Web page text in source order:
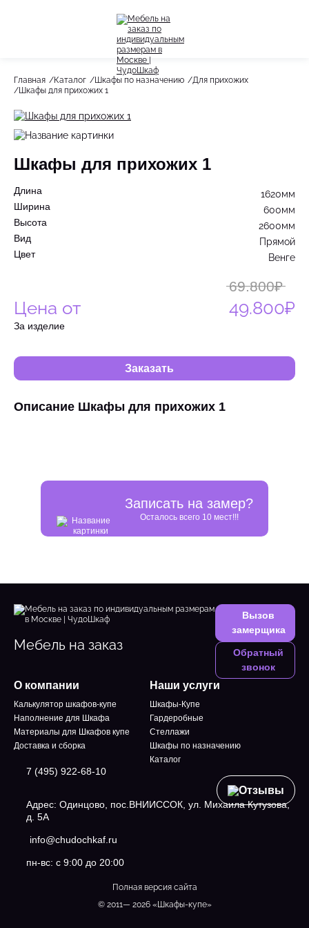
Весь раздел
Стеллажи
Гардеробные системы
Детское
Весь раздел
Главная Каталог Шкафы по назначению
Для прихожих
Шкафы для прихожих 1
Шкафы для прихожих 1
Длина
1620мм
Ширина
600мм
Высота
2600мм
Вид
Прямой
Цвет
Венге
Цена от
69.800₽
49.800₽
За изделие
Заказать
Описание Шкафы для прихожих 1
Записать на замер?
Осталось всего 10 мест!!!
Мебель на заказ
Вызов
замерщика
Обратный
звонок
О компании
Калькулятор шкафов-купе
Наполнение для Шкафа
Материалы для Шкафов купе
Доставка и сборка
Отзывы
Наши услуги
Шкафы-Купе
Гардеробные
Стеллажи
Шкафы по назначению
Каталог
7 (495) 922-68-10
Адрес: Одинцово, пос.ВНИИССОК, ул. Михаила Кутузова,
д. 5А
info@chudochkaf.ru
пн-вс: с 9:00 до 20:00
Полная версия сайта
© 2011— 2026 «Шкафы-купе»